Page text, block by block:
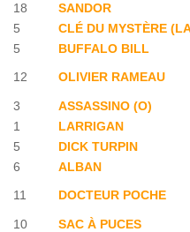
18
SANDOR
5
CLÉ DU MYSTÈRE
5
BUFFALO BILL
12 OLIVIER RAMEAU
3
ASSASSINO (O)
1
LARRIGAN
5
DICK TURPIN
6
ALBAN
11 DOCTEUR POCHE
10
SAC À PUCES